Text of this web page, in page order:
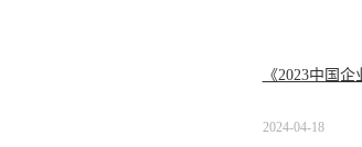
《2023中国
2024-04-18